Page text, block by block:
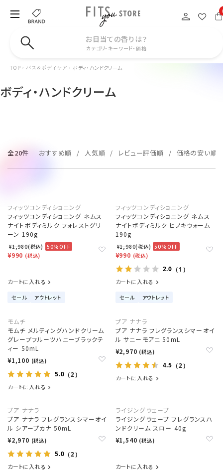
お目当ての香りは？
カテゴリ・キーワード・価格
TOP バス＆ボディケア ボディ・ハンドクリーム
ボディ・ハンドクリーム
全20件 おすすめ順 人気順 レビュー評価順 価格の安い順
フィッツコンディショニング
フィッツコンディショニング ネムス
ナイトボディミルク フォレストグリ
ーン 190g
¥1,980(税込) 50%OFF
¥990 (税込)
カートに入れる
セール アウトレット
フィッツコンディショニング
フィッツコンディショニング ネムス
ナイトボディミルク ヒノキウォーム
190g
¥1,980(税込) 50%OFF
¥990 (税込)
2.0 （1）
カートに入れる
セール アウトレット
モムチ
モムチ メルティングハンドクリーム
グレープフルーツハニーブラックテ
ィー 50mL
¥1,100 (税込)
5.0 （2）
カートに入れる
プア ナナラ
プア ナナラ フレグランスシマーオイ
ル サニーモアニ 50mL
¥2,970 (税込)
4.5 （2）
カートに入れる
プア ナナラ
プア ナナラ フレグランスシマーオイ
ル シアープカナ 50mL
¥2,970 (税込)
5.0 （2）
カートに入れる
ライジングウェーブ
ライジングウェーブ フレグランスハ
ンドクリーム スロー 40g
¥1,540 (税込)
カートに入れる